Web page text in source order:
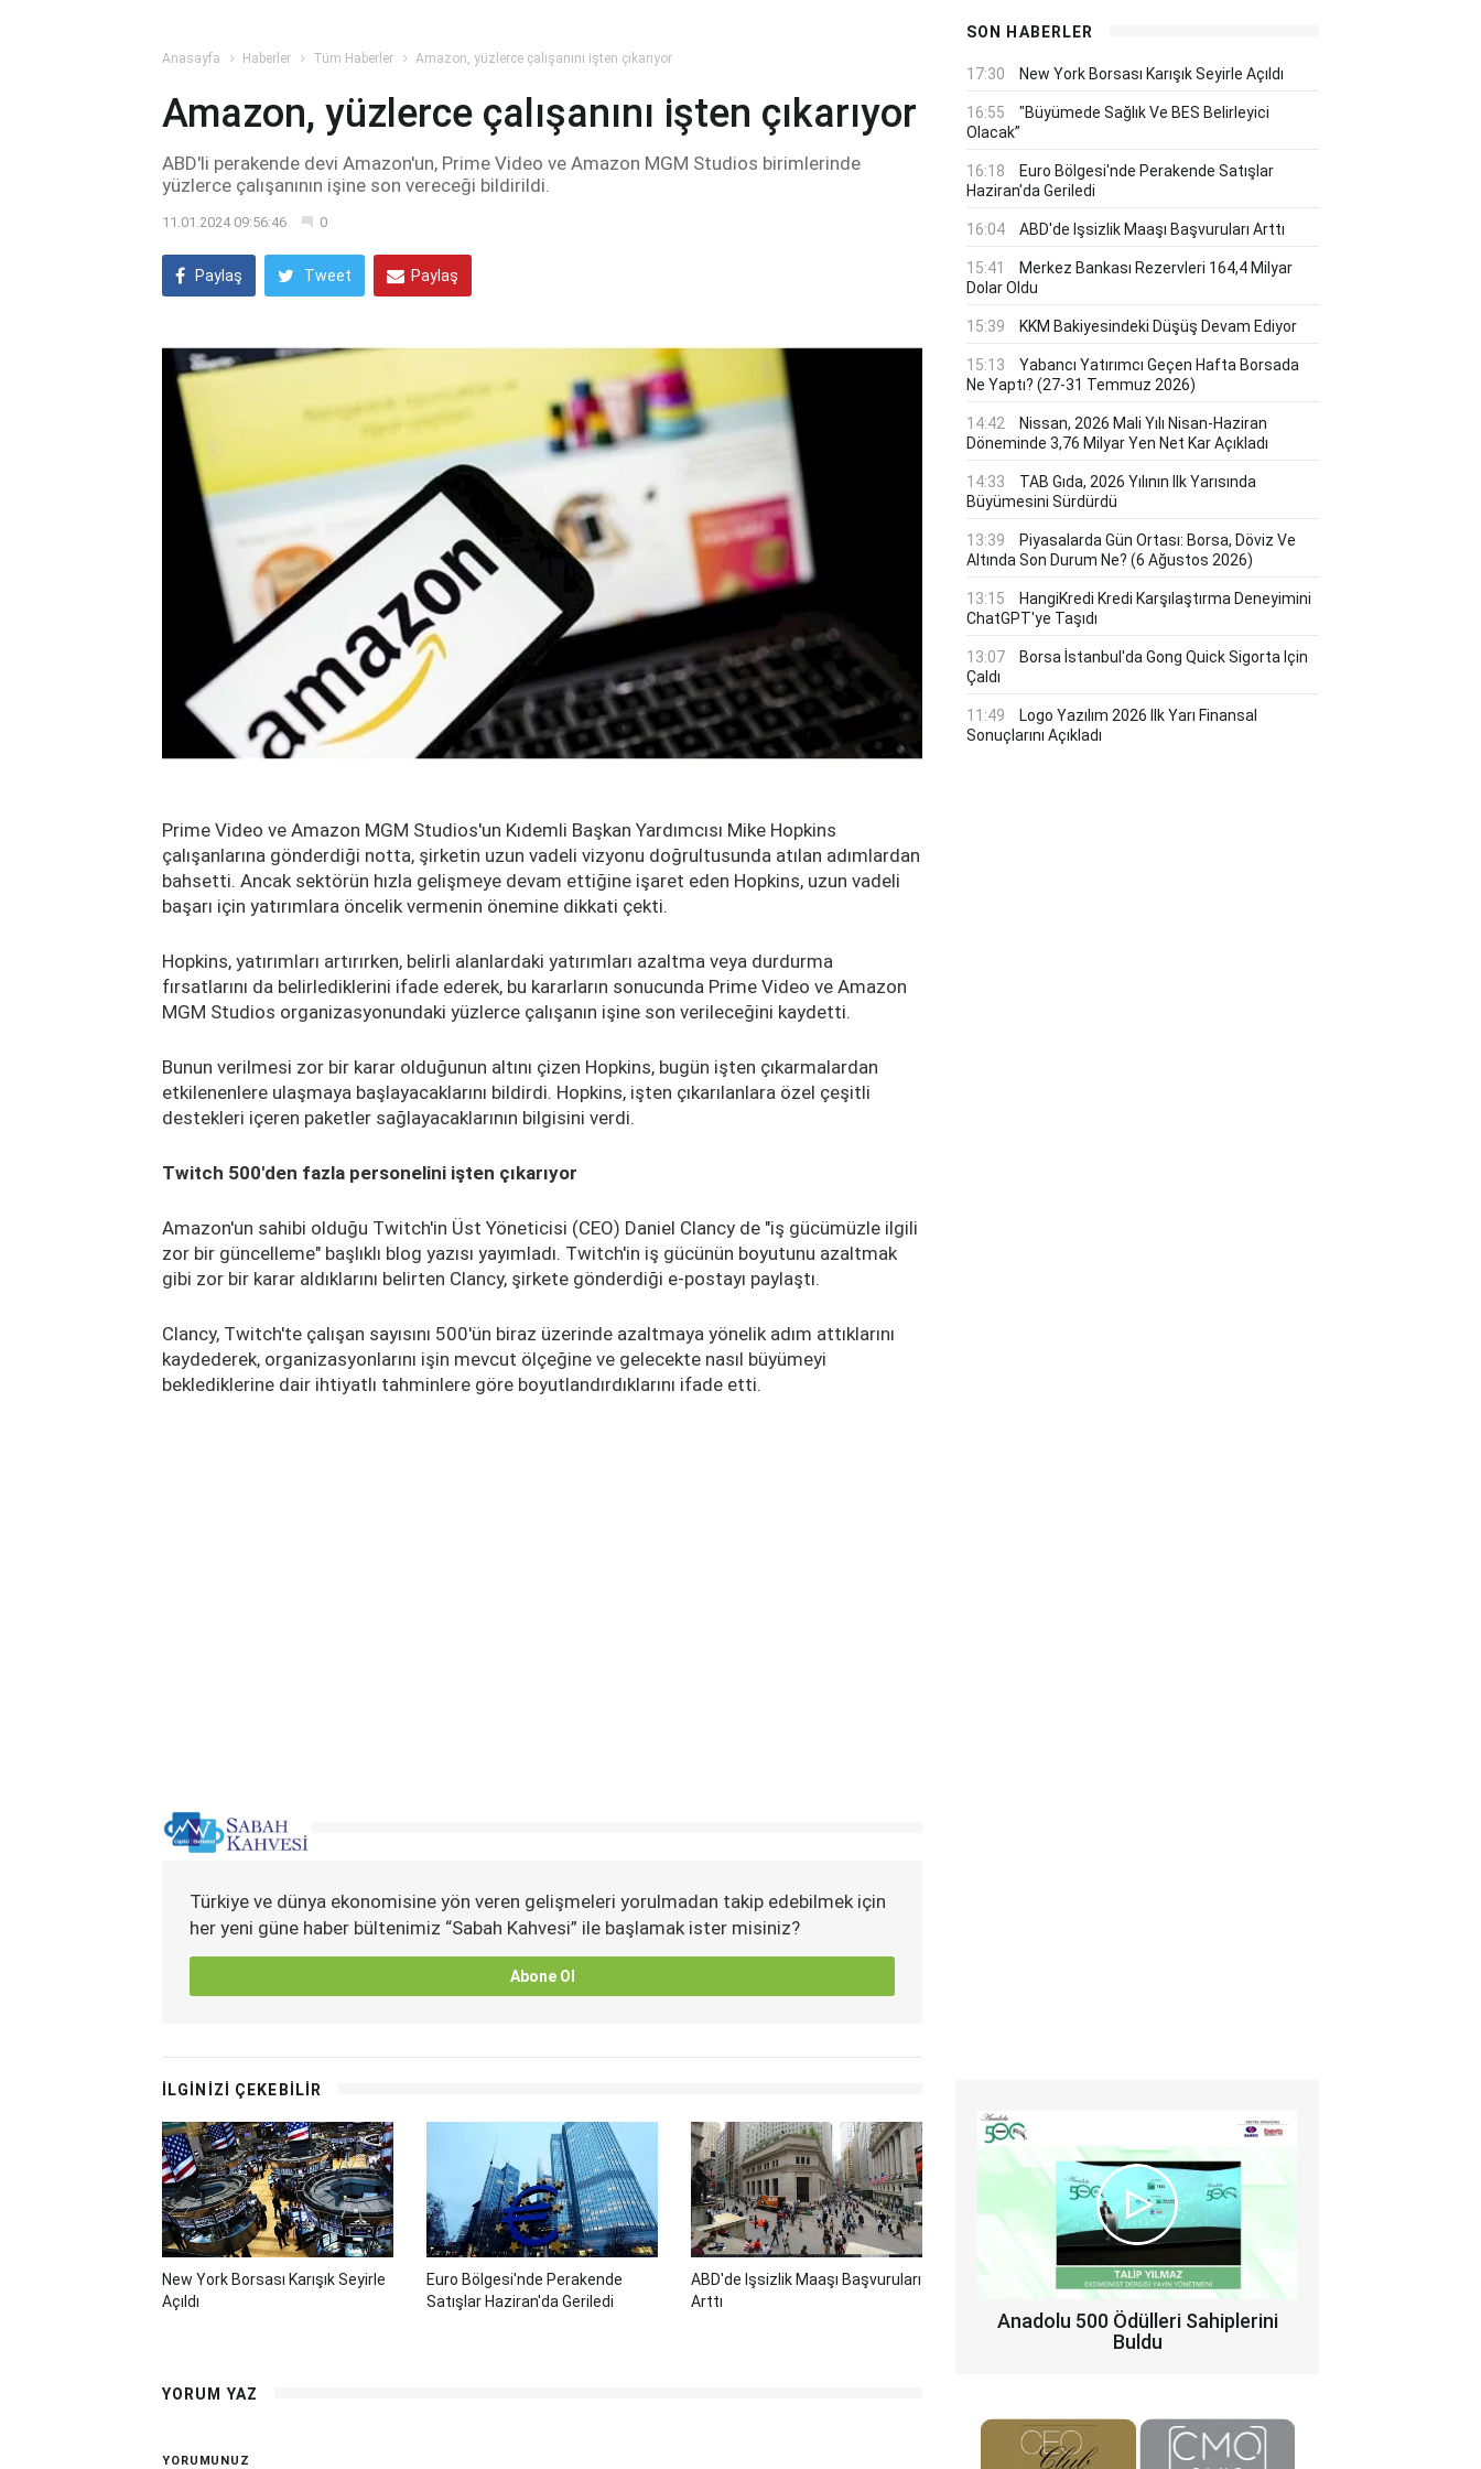
Anasayfa Haberler Tüm Haberler Amazon, yüzlerce çalışanını işten çıkarıyor
Amazon, yüzlerce çalışanını işten çıkarıyor
ABD'li perakende devi Amazon'un, Prime Video ve Amazon MGM Studios birimlerinde
yüzlerce çalışanının işine son vereceği bildirildi.
11.01.2024 09:56:46 0
Paylaş Tweet Paylaş
Prime Video ve Amazon MGM Studios'un Kıdemli Başkan Yardımcısı Mike Hopkins
çalışanlarına gönderdiği notta, şirketin uzun vadeli vizyonu doğrultusunda atılan adımlardan
bahsetti. Ancak sektörün hızla gelişmeye devam ettiğine işaret eden Hopkins, uzun vadeli
başarı için yatırımlara öncelik vermenin önemine dikkati çekti.
Hopkins, yatırımları artırırken, belirli alanlardaki yatırımları azaltma veya durdurma
fırsatlarını da belirlediklerini ifade ederek, bu kararların sonucunda Prime Video ve Amazon
MGM Studios organizasyonundaki yüzlerce çalışanın işine son verileceğini kaydetti.
Bunun verilmesi zor bir karar olduğunun altını çizen Hopkins, bugün işten çıkarmalardan
etkilenenlere ulaşmaya başlayacaklarını bildirdi. Hopkins, işten çıkarılanlara özel çeşitli
destekleri içeren paketler sağlayacaklarının bilgisini verdi.
Twitch 500'den fazla personelini işten çıkarıyor
Amazon'un sahibi olduğu Twitch'in Üst Yöneticisi (CEO) Daniel Clancy de "iş gücümüzle ilgili
zor bir güncelleme" başlıklı blog yazısı yayımladı. Twitch'in iş gücünün boyutunu azaltmak
gibi zor bir karar aldıklarını belirten Clancy, şirkete gönderdiği e-postayı paylaştı.
Clancy, Twitch'te çalışan sayısını 500'ün biraz üzerinde azaltmaya yönelik adım attıklarını
kaydederek, organizasyonlarını işin mevcut ölçeğine ve gelecekte nasıl büyümeyi
beklediklerine dair ihtiyatlı tahminlere göre boyutlandırdıklarını ifade etti.
Türkiye ve dünya ekonomisine yön veren gelişmeleri yorulmadan takip edebilmek için
her yeni güne haber bültenimiz “Sabah Kahvesi” ile başlamak ister misiniz?
Abone Ol
İLGİNİZİ ÇEKEBİLİR
New York Borsası Karışık Seyirle
Açıldı
Euro Bölgesi'nde Perakende
Satışlar Haziran'da Geriledi
ABD'de Işsizlik Maaşı Başvuruları
Arttı
YORUM YAZ
YORUMUNUZ
SON HABERLER
17:30 New York Borsası Karışık Seyirle Açıldı
16:55
"Büyümede Sağlık Ve BES Belirleyici
Olacak”
16:18
Euro Bölgesi'nde Perakende Satışlar
Haziran'da Geriledi
16:04 ABD'de Işsizlik Maaşı Başvuruları Arttı
15:41
Merkez Bankası Rezervleri 164,4 Milyar
Dolar Oldu
15:39 KKM Bakiyesindeki Düşüş Devam Ediyor
15:13
Yabancı Yatırımcı Geçen Hafta Borsada
Ne Yaptı? (27-31 Temmuz 2026)
14:42
Nissan, 2026 Mali Yılı Nisan-Haziran
Döneminde 3,76 Milyar Yen Net Kar Açıkladı
14:33
TAB Gıda, 2026 Yılının Ilk Yarısında
Büyümesini Sürdürdü
13:39
Piyasalarda Gün Ortası: Borsa, Döviz Ve
Altında Son Durum Ne? (6 Ağustos 2026)
13:15
HangiKredi Kredi Karşılaştırma Deneyimini
ChatGPT'ye Taşıdı
13:07
Borsa İstanbul'da Gong Quick Sigorta Için
Çaldı
11:49
Logo Yazılım 2026 Ilk Yarı Finansal
Sonuçlarını Açıkladı
Anadolu 500 Ödülleri Sahiplerini
Buldu